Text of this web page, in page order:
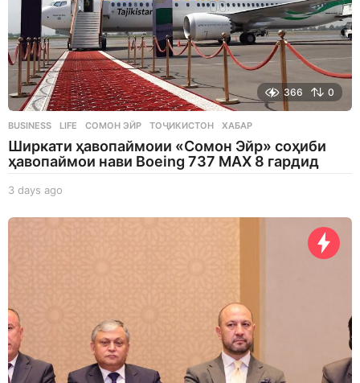
366 0
BUSINESS ,LIFE СОМОН ЭЙР ,ТОҶИКИСТОН ,ХАБАР
Ширкати ҳавопаймоии «Сомон Эйр» соҳиби
ҳавопаймои нави Boeing 737 MAX 8 гардид
3 days ago
a